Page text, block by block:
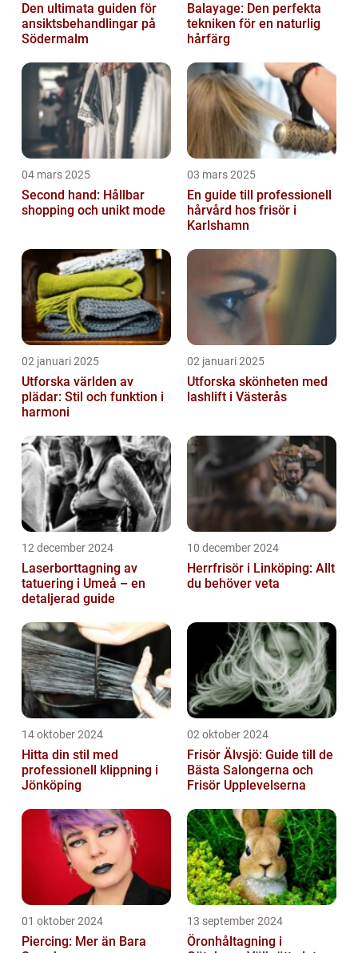
Den ultimata guiden för
ansiktsbehandlingar på
Södermalm
Balayage: Den perfekta
tekniken för en naturlig
hårfärg
04 mars 2025
Second hand: Hållbar
shopping och unikt mode
03 mars 2025
En guide till professionell
hårvård hos frisör i
Karlshamn
02 januari 2025
Utforska världen av
plädar: Stil och funktion i
harmoni
02 januari 2025
Utforska skönheten med
lashlift i Västerås
12 december 2024
Laserborttagning av
tatuering i Umeå – en
detaljerad guide
10 december 2024
Herrfrisör i Linköping: Allt
du behöver veta
14 oktober 2024
Hitta din stil med
professionell klippning i
Jönköping
02 oktober 2024
Frisör Älvsjö: Guide till de
Bästa Salongerna och
Frisör Upplevelserna
01 oktober 2024
Piercing: Mer än Bara
13 september 2024
Öronhåltagning i